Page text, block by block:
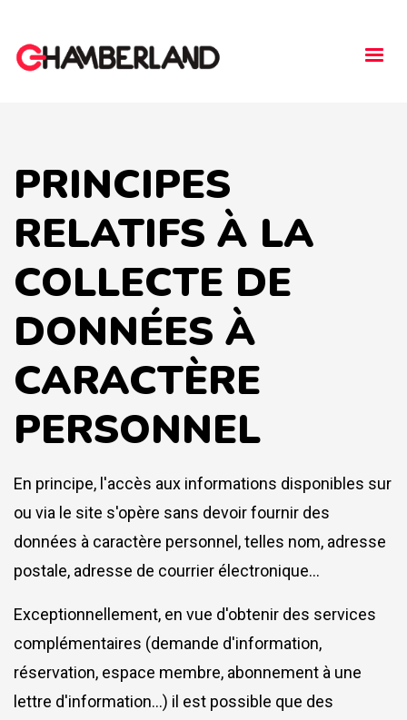
PRINCIPES
RELATIFS À LA
COLLECTE DE
DONNÉES À
CARACTÈRE
PERSONNEL
En principe, l'accès aux informations disponibles sur
ou via le site s'opère sans devoir fournir des
données à caractère personnel, telles nom, adresse
postale, adresse de courrier électronique...
Exceptionnellement, en vue d'obtenir des services
complémentaires (demande d'information,
réservation, espace membre, abonnement à une
lettre d'information…) il est possible que des